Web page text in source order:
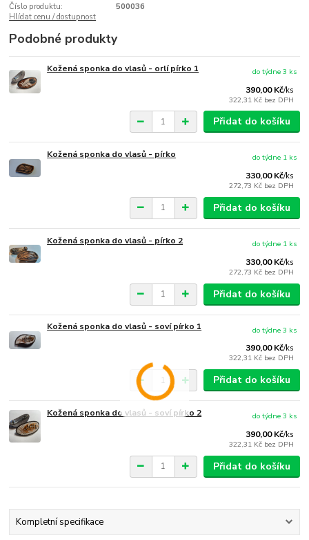
Číslo produktu:
500036
Hlídat cenu / dostupnost
Podobné produkty
Kožená sponka do vlasů - orlí pírko 1
390,00 Kč/ks
322,31 Kč bez DPH
do týdne 3 ks
Přidat do košíku
Kožená sponka do vlasů - pírko
330,00 Kč/ks
272,73 Kč bez DPH
do týdne 1 ks
Přidat do košíku
Kožená sponka do vlasů - pírko 2
330,00 Kč/ks
272,73 Kč bez DPH
do týdne 1 ks
Přidat do košíku
Kožená sponka do vlasů - soví pírko 1
390,00 Kč/ks
322,31 Kč bez DPH
do týdne 3 ks
Přidat do košíku
Kožená sponka do vlasů - soví pírko 2
390,00 Kč/ks
322,31 Kč bez DPH
do týdne 3 ks
Přidat do košíku
Kompletní specifikace